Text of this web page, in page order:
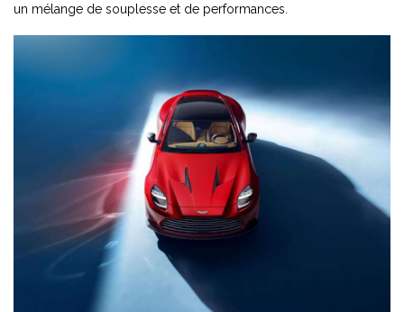
un mélange de souplesse et de performances.